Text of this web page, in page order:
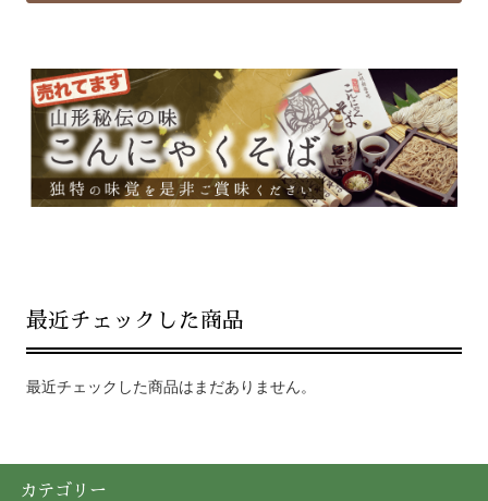
最近チェックした商品
最近チェックした商品はまだありません。
カテゴリー